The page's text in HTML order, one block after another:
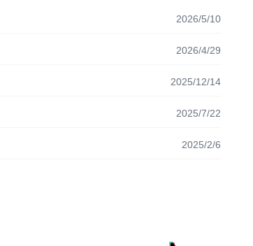
2026/5/10
2026/4/29
2025/12/14
2025/7/22
2025/2/6